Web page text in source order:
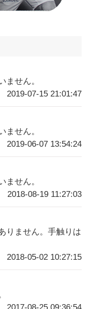
ません。
2019-07-15 21:01:47
ません。
2019-06-07 13:54:24
ません。
2018-08-19 11:27:03
りません。手触りは
2018-05-02 10:27:15